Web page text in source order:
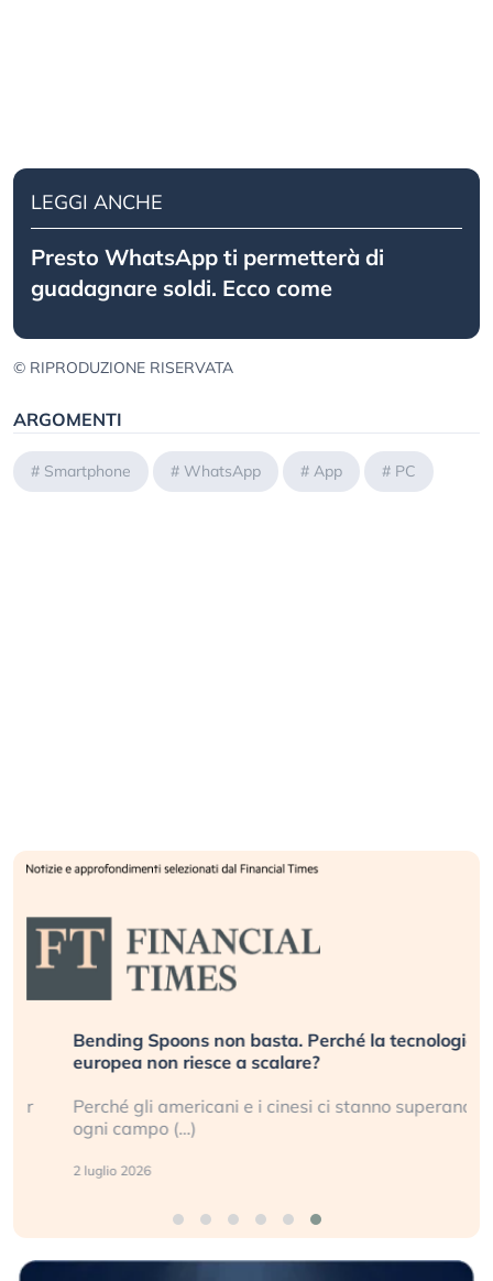
LEGGI ANCHE
Presto WhatsApp ti permetterà di
guadagnare soldi. Ecco come
© RIPRODUZIONE RISERVATA
ARGOMENTI
# Smartphone # WhatsApp # App # PC
Bending Spoons non basta. Perché la tecnologia
europea non riesce a scalare?
Perché gli americani e i cinesi ci stanno superando in
ogni campo (…)
2 luglio 2026